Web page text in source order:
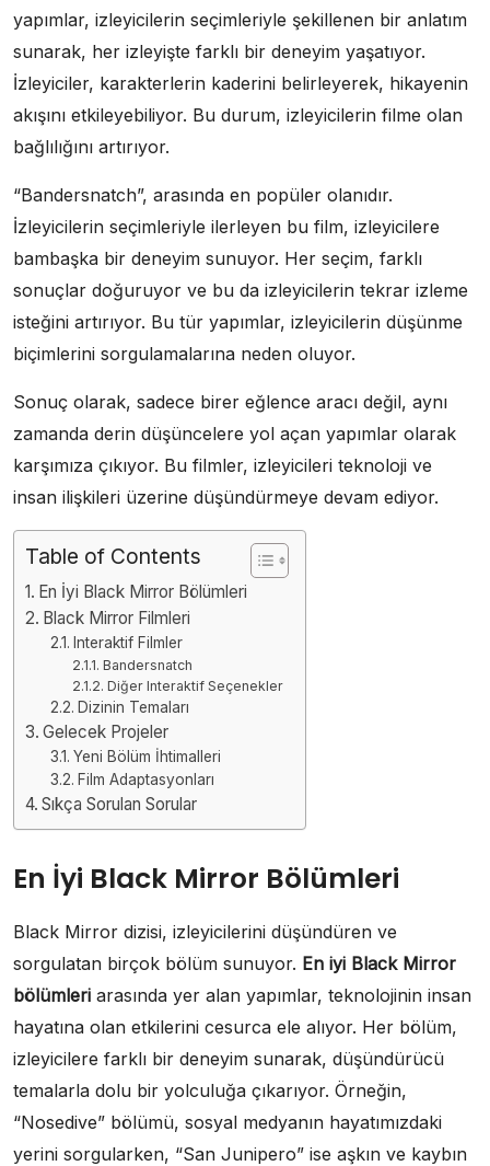
yapımlar, izleyicilerin seçimleriyle şekillenen bir anlatım
sunarak, her izleyişte farklı bir deneyim yaşatıyor.
İzleyiciler, karakterlerin kaderini belirleyerek, hikayenin
akışını etkileyebiliyor. Bu durum, izleyicilerin filme olan
bağlılığını artırıyor.
“Bandersnatch”, arasında en popüler olanıdır.
İzleyicilerin seçimleriyle ilerleyen bu film, izleyicilere
bambaşka bir deneyim sunuyor. Her seçim, farklı
sonuçlar doğuruyor ve bu da izleyicilerin tekrar izleme
isteğini artırıyor. Bu tür yapımlar, izleyicilerin düşünme
biçimlerini sorgulamalarına neden oluyor.
Sonuç olarak, sadece birer eğlence aracı değil, aynı
zamanda derin düşüncelere yol açan yapımlar olarak
karşımıza çıkıyor. Bu filmler, izleyicileri teknoloji ve
insan ilişkileri üzerine düşündürmeye devam ediyor.
Table of Contents
En İyi Black Mirror Bölümleri
Black Mirror Filmleri
Interaktif Filmler
Bandersnatch
Diğer Interaktif Seçenekler
Dizinin Temaları
Gelecek Projeler
Yeni Bölüm İhtimalleri
Film Adaptasyonları
Sıkça Sorulan Sorular
En İyi Black Mirror Bölümleri
Black Mirror dizisi, izleyicilerini düşündüren ve
sorgulatan birçok bölüm sunuyor. En iyi Black Mirror
bölümleri arasında yer alan yapımlar, teknolojinin insan
hayatına olan etkilerini cesurca ele alıyor. Her bölüm,
izleyicilere farklı bir deneyim sunarak, düşündürücü
temalarla dolu bir yolculuğa çıkarıyor. Örneğin,
“Nosedive” bölümü, sosyal medyanın hayatımızdaki
yerini sorgularken, “San Junipero” ise aşkın ve kaybın